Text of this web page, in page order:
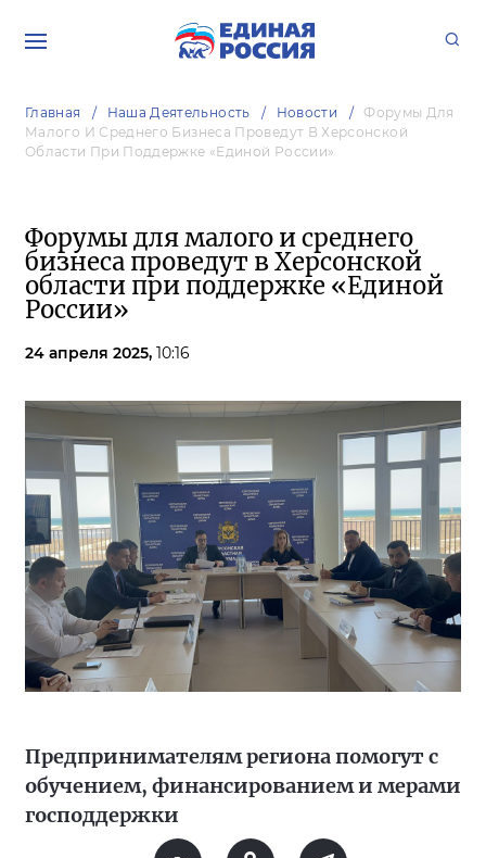
Главная Наша Деятельность Новости
Форумы Для
Малого И Среднего Бизнеса Проведут В Херсонской
Области При Поддержке «Единой России»
Форумы для малого и среднего
бизнеса проведут в Херсонской
области при поддержке «Единой
России»
24 апреля 2025, 10:16
Предпринимателям региона помогут с
обучением, финансированием и мерами
господдержки